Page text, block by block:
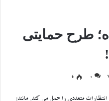
طرح حمایتی
0
4
متعددی را حمل می کند. مانند: